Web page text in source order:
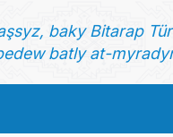
baky Bitarap
batly at-